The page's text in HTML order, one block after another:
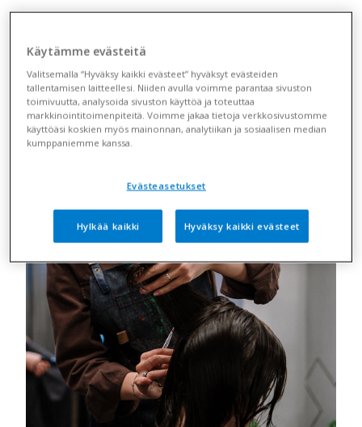
Käytämme evästeitä
Valitsemalla “Hyväksy kaikki evästeet” hyväksyt evästeiden
tallentamisen laitteellesi. Niiden avulla voimme parantaa sivuston
toimivuutta, analysoida sivuston käyttöä ja toteuttaa
markkinointitoimenpiteitä. Voimme jakaa tietoja verkkosivustomme
käyttöäsi koskien myös mainonnan, analytiikan ja sosiaalisen median
kumppaniemme kanssa.
Evästeasetukset
Hylkää kaikki Hyväksy kaikki evästeet